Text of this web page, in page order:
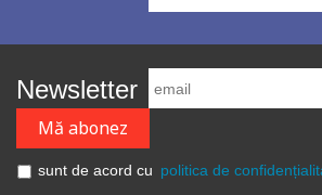
Newsletter
sunt de acord cu politica de